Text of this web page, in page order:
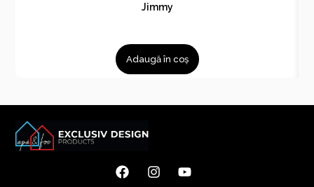
Jimmy
Adaugă în coș